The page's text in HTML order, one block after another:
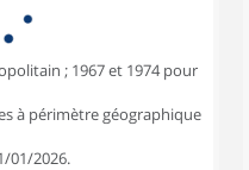
; 1967 et 1974 pour
à périmètre géographique
01/2026.